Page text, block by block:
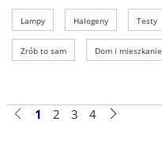
Lampy Halogeny Testy
Zrób to sam Dom i mieszkanie
1 2 3 4